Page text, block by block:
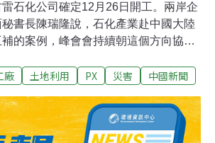
石化公司確定12月26日開工。兩岸企
書長陳瑞隆說，石化產業赴中國大陸
的案例，峰會會持續朝這個方向協助
雷石化有限公司12月26日開工，明年4
導，福建古雷石化是由陸方的福建煉
灣的旭騰投資公司合資，估計總投資
廠 土地利用 PX 災害 中國新聞